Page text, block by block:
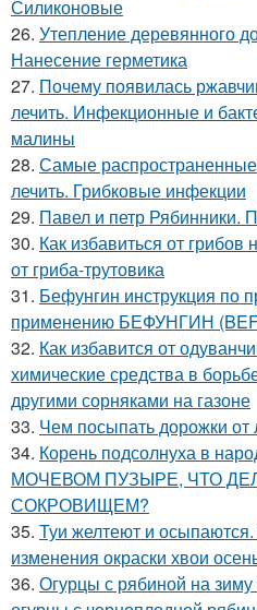
Силиконовые
26. Утепление деревянного
Нанесение герметика
27. Почему появилась
лечить. Инфекционные и
малины
28. Самые
лечить. Грибковые инфекции
29. Павел и петр Рябинники.
30. Как избавиться от
от гриба-трутовика
31. Бефунгин инструкция по
применению БЕФУНГИН
32. Как избавится от
химические средства в
другими сорняками на газоне
33. Чем посыпать дорожки от
34. Корень подсолнуха в
МОЧЕВОМ ПУЗЫРЕ, ЧТО
СОКРОВИЩЕМ?
35. Туи желтеют и
изменения окраски хвои
36. Огурцы с рябиной на